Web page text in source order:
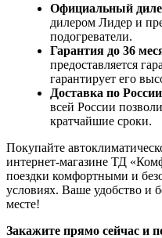
Официальный
дилером Лидер и
подогреватели.
Гарантия до 36
предоставляется
гарантирует его
Доставка по
всей России
кратчайшие сроки.
Покупайте
интернет-магазине ТД
поездки комфортными и
условиях. Ваше удобство и
месте!
Закажите прямо сейчас и